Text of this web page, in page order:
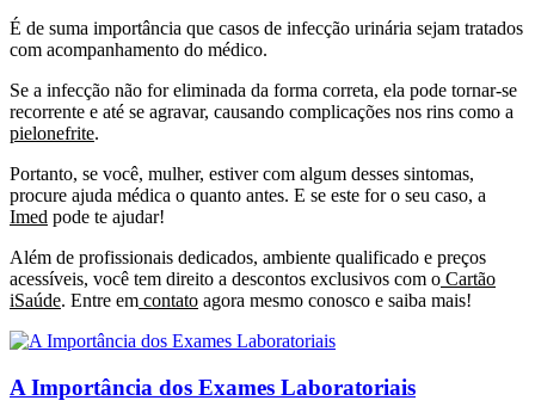
É de suma importância que casos de infecção urinária sejam tratados
com acompanhamento do médico.
Se a infecção não for eliminada da forma correta, ela pode tornar-se
recorrente e até se agravar, causando complicações nos rins como a
pielonefrite.
Portanto, se você, mulher, estiver com algum desses sintomas,
procure ajuda médica o quanto antes. E se este for o seu caso, a
Imed pode te ajudar!
Além de profissionais dedicados, ambiente qualificado e preços
acessíveis, você tem direito a descontos exclusivos com o Cartão
iSaúde. Entre em contato agora mesmo conosco e saiba mais!
A Importância dos Exames Laboratoriais